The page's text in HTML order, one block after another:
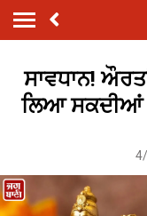
ਸਾਵਧਾਨ!
ਲਿਆ ਸਕਦੀਆਂ